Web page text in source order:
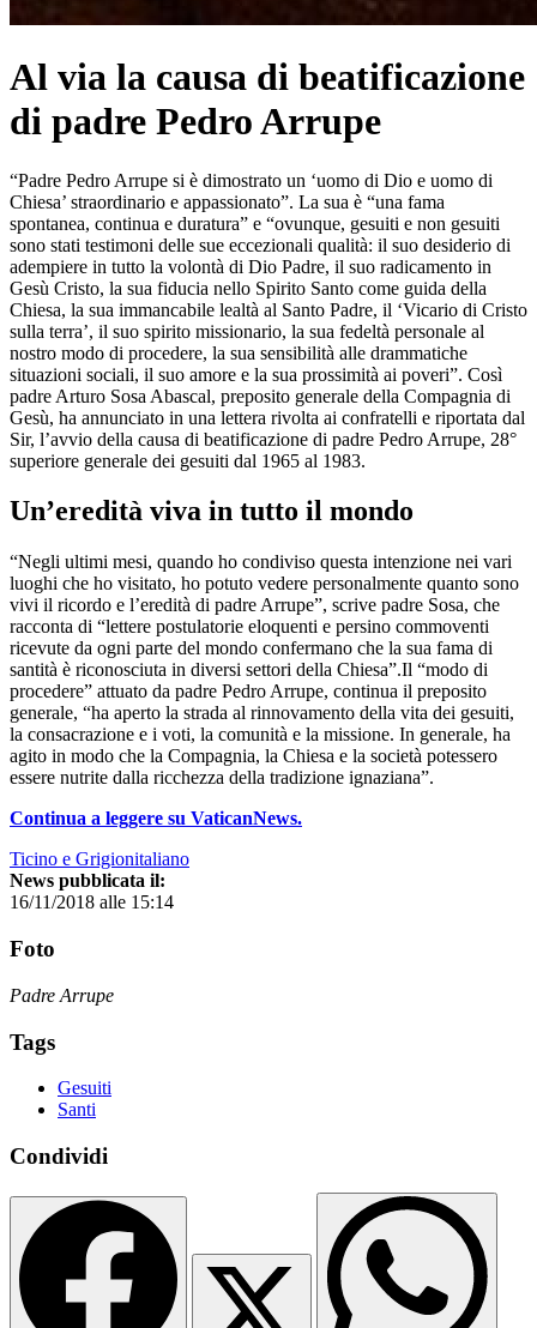
Al via la causa di beatificazione
di padre Pedro Arrupe
“Padre Pedro Arrupe si è dimostrato un ‘uomo di Dio e uomo di
Chiesa’ straordinario e appassionato”. La sua è “una fama
spontanea, continua e duratura” e “ovunque, gesuiti e non gesuiti
sono stati testimoni delle sue eccezionali qualità: il suo desiderio di
adempiere in tutto la volontà di Dio Padre, il suo radicamento in
Gesù Cristo, la sua fiducia nello Spirito Santo come guida della
Chiesa, la sua immancabile lealtà al Santo Padre, il ‘Vicario di Cristo
sulla terra’, il suo spirito missionario, la sua fedeltà personale al
nostro modo di procedere, la sua sensibilità alle drammatiche
situazioni sociali, il suo amore e la sua prossimità ai poveri”. Così
padre Arturo Sosa Abascal, preposito generale della Compagnia di
Gesù, ha annunciato in una lettera rivolta ai confratelli e riportata dal
Sir, l’avvio della causa di beatificazione di padre Pedro Arrupe, 28°
superiore generale dei gesuiti dal 1965 al 1983.
Un’eredità viva in tutto il mondo
“Negli ultimi mesi, quando ho condiviso questa intenzione nei vari
luoghi che ho visitato, ho potuto vedere personalmente quanto sono
vivi il ricordo e l’eredità di padre Arrupe”, scrive padre Sosa, che
racconta di “lettere postulatorie eloquenti e persino commoventi
ricevute da ogni parte del mondo confermano che la sua fama di
santità è riconosciuta in diversi settori della Chiesa”.Il “modo di
procedere” attuato da padre Pedro Arrupe, continua il preposito
generale, “ha aperto la strada al rinnovamento della vita dei gesuiti,
la consacrazione e i voti, la comunità e la missione. In generale, ha
agito in modo che la Compagnia, la Chiesa e la società potessero
essere nutrite dalla ricchezza della tradizione ignaziana”.
Continua a leggere su VaticanNews.
Ticino e Grigionitaliano
News pubblicata il:
16/11/2018 alle 15:14
Foto
Padre Arrupe
Tags
Gesuiti
Santi
Condividi